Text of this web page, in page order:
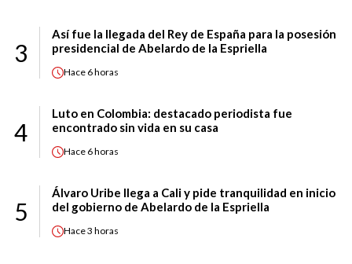
3
Así fue la llegada del Rey de España para la posesión
presidencial de Abelardo de la Espriella
Hace 6 horas
4
Luto en Colombia: destacado periodista fue
encontrado sin vida en su casa
Hace 6 horas
5
Álvaro Uribe llega a Cali y pide tranquilidad en inicio
del gobierno de Abelardo de la Espriella
Hace3 horas